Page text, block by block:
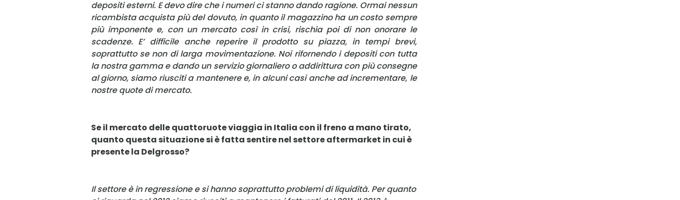
Ricordami
Accedi
depositi esterni. E devo dire che i numeri ci stanno dando ragione. Ormai nessun
ricambista acquista più del dovuto, in quanto il magazzino ha un costo sempre
più imponente e, con un mercato così in crisi, rischia poi di non onorare le
scadenze. E’ difficile anche reperire il prodotto su piazza, in tempi brevi,
soprattutto se non di larga movimentazione. Noi rifornendo i depositi con tutta
la nostra gamma e dando un servizio giornaliero o addirittura con più consegne
al giorno, siamo riusciti a mantenere e, in alcuni casi anche ad incrementare, le
nostre quote di mercato.
Se il mercato delle quattoruote viaggia in Italia con il freno a mano tirato,
quanto questa situazione si è fatta sentire nel settore aftermarket in cui è
presente la Delgrosso?
Il settore è in regressione e si hanno soprattutto problemi di liquidità. Per quanto